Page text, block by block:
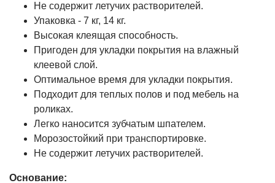
Не содержит летучих растворителей.
Упаковка - 7 кг, 14 кг.
Высокая клеящая способность.
Пригоден для укладки покрытия на влажный
клеевой слой.
Оптимальное время для укладки покрытия.
Подходит для теплых полов и под мебель на
роликах.
Легко наносится зубчатым шпателем.
Морозостойкий при транспортировке.
Не содержит летучих растворителей.
Основание: